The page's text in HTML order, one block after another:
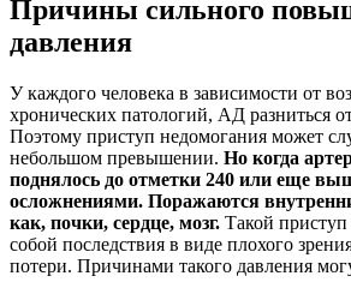
Причины сильного
давления
У каждого человека в зависимости от
хронических патологий, АД разниться
Поэтому приступ недомогания может
небольшом превышении. Но когда
поднялось до отметки 240 или еще
осложнениями. Поражаются
как, почки, сердце, мозг. Такой
собой последствия в виде плохого
потери. Причинами такого давления